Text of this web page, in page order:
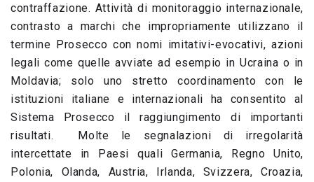
contraffazione. Attività di monitoraggio internazionale,
contrasto a marchi che impropriamente utilizzano il
termine Prosecco con nomi imitativi-evocativi, azioni
legali come quelle avviate ad esempio in Ucraina o in
Moldavia; solo uno stretto coordinamento con le
istituzioni italiane e internazionali ha consentito al
Sistema Prosecco il raggiungimento di importanti
risultati. Molte le segnalazioni di irregolarità
intercettate in Paesi quali Germania, Regno Unito,
Polonia, Olanda, Austria, Irlanda, Svizzera, Croazia,